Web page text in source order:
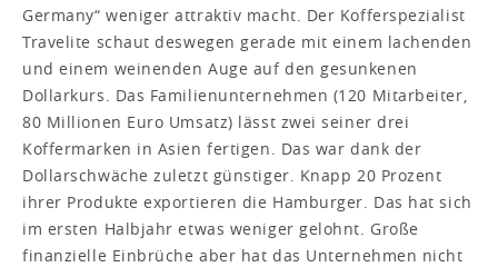
Germany“ weniger attraktiv macht. Der Kofferspezialist
Travelite schaut deswegen gerade mit einem lachenden
und einem weinenden Auge auf den gesunkenen
Dollarkurs. Das Familienunternehmen (120 Mitarbeiter,
80 Millionen Euro Umsatz) lässt zwei seiner drei
Koffermarken in Asien fertigen. Das war dank der
Dollarschwäche zuletzt günstiger. Knapp 20 Prozent
ihrer Produkte exportieren die Hamburger. Das hat sich
im ersten Halbjahr etwas weniger gelohnt. Große
finanzielle Einbrüche aber hat das Unternehmen nicht